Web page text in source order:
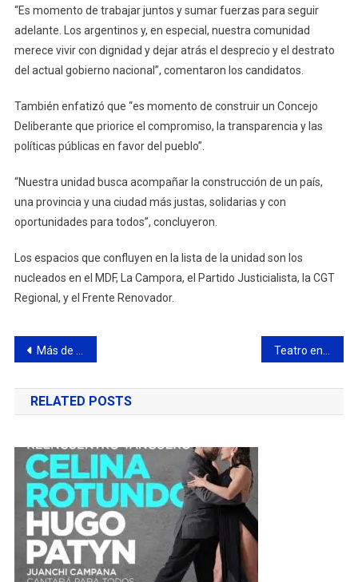
“Es momento de trabajar juntos y sumar fuerzas para seguir
adelante. Los argentinos y, en especial, nuestra comunidad
merece vivir con dignidad y dejar atrás el desprecio y el destrato
del actual gobierno nacional”, comentaron los candidatos.
También enfatizó que “es momento de construir un Concejo
Deliberante que priorice el compromiso, la transparencia y las
políticas públicas en favor del pueblo”.
“Nuestra unidad busca acompañar la construcción de un país,
una provincia y una ciudad más justas, solidarias y con
oportunidades para todos”, concluyeron.
Los espacios que confluyen en la lista de la unidad son los
nucleados en el MDF, La Campora, el Partido Justicialista, la CGT
Regional, y el Frente Renovador.
Navegación
de
entradas
Más de 600 vecinos finalizaron su capacitación en el Centro Municipal de Oficios
RELATED POSTS